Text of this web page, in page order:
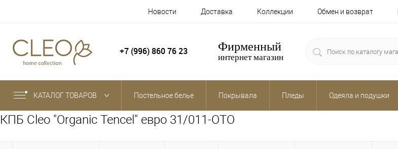
Новости Доставка Коллекции Обмен и возврат
+7 (996) 860 76 23 Фирменный
интернет магазин
КАТАЛОГ ТОВАРОВ Постельное белье Покрывала Пледы Одеяла и подушки
КПБ Cleo "Organic Tencel" евро 31/011-OTO